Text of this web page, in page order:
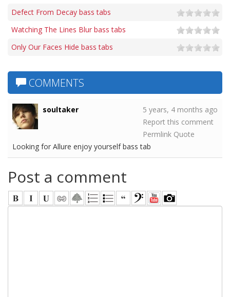
Defect From Decay bass tabs
Watching The Lines Blur bass tabs
Only Our Faces Hide bass tabs
COMMENTS
soultaker
5 years, 4 months ago
Report this comment
Permlink Quote
Looking for Allure enjoy yourself bass tab
Post a comment